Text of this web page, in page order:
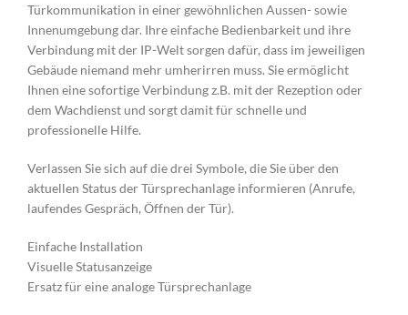
Türkommunikation in einer gewöhnlichen Aussen- sowie
Innenumgebung dar. Ihre einfache Bedienbarkeit und ihre
Verbindung mit der IP-Welt sorgen dafür, dass im jeweiligen
Gebäude niemand mehr umherirren muss. Sie ermöglicht
Ihnen eine sofortige Verbindung z.B. mit der Rezeption oder
dem Wachdienst und sorgt damit für schnelle und
professionelle Hilfe.
Verlassen Sie sich auf die drei Symbole, die Sie über den
aktuellen Status der Türsprechanlage informieren (Anrufe,
laufendes Gespräch, Öffnen der Tür).
Einfache Installation
Visuelle Statusanzeige
Ersatz für eine analoge Türsprechanlage